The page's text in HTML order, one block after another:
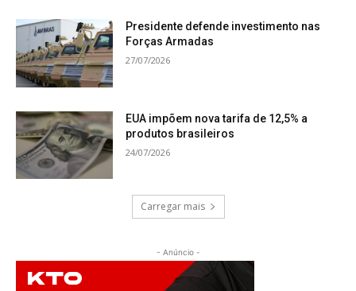
Presidente defende investimento nas
Forças Armadas
27/07/2026
EUA impõem nova tarifa de 12,5% a
produtos brasileiros
24/07/2026
Carregar mais
- Anúncio -